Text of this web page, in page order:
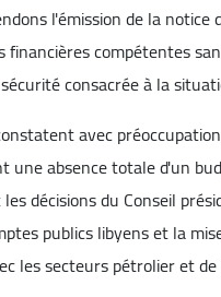
l'émission de la
compétentes
consacrée à la
avec
une absence totale d'un
décisions du Conseil
publics libyens et la
les secteurs pétrolier et